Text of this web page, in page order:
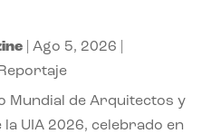
|Ago 5, 2026
Reportaje
Mundial de Arquitectos y
UIA 2026, celebrado en